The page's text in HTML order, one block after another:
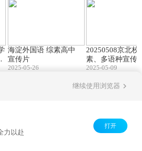
海淀外国语 综素高中
宣传片
2025-05-26
20250508京北校
素、多语种宣传
2025-05-09
继续使用浏览器
力以赴
打开